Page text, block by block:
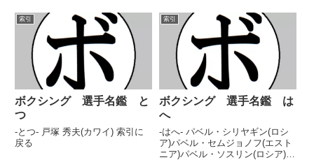
ガン(比)カレン・チュハジアン(ウ
クライナ) 索引に戻る
索引
ボクシング 選手名鑑 と
つ
-とつ- 戸塚 秀夫(カワイ) 索引に
戻る
索引
ボクシング 選手名鑑 は
へ
-はへ- パベル・シリヤギン(ロシ
ア)パベル・セムジョノフ(エスト
ニア)パベル・ソスリン(ロシア)パ